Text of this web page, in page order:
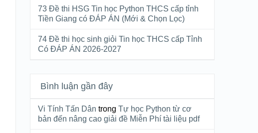
73 Đề thi HSG Tin học Python THCS cấp tỉnh
Tiền Giang có ĐÁP ÁN (Mới & Chọn Lọc)
74 Đề thi học sinh giỏi Tin học THCS cấp Tỉnh
Có ĐÁP ÁN 2026-2027
Bình luận gần đây
Vi Tính Tấn Dân trongTự học Python từ cơ
bản đến nâng cao giải đề Miễn Phí tài liệu pdf